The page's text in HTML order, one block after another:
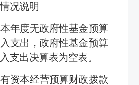
况说明
年度无政府性基金预算
支出，政府性基金预算
支出决算表为空表。
资本经营预算财政拨款